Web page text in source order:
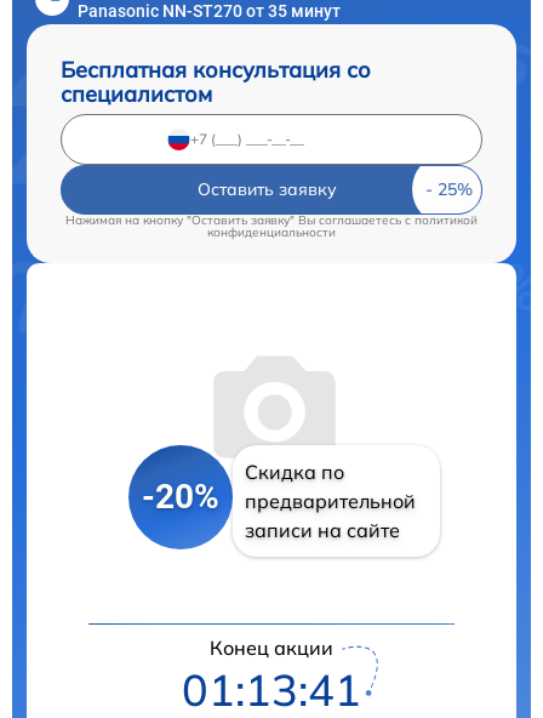
Panasonic NN-ST270 от 35 минут
Бесплатная консультация со
специалистом
Оставить заявку
Нажимая на кнопку "Оставить заявку" Вы соглашаетесь cполитикой
конфиденциальности
-20%
Скидка по
предварительной
записи на сайте
Конец акции
01:13:40